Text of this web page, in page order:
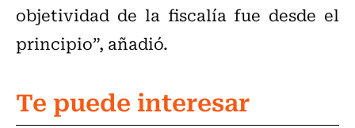
objetividad de la fiscalía fue desde el
principio”, añadió.
Te puede interesar